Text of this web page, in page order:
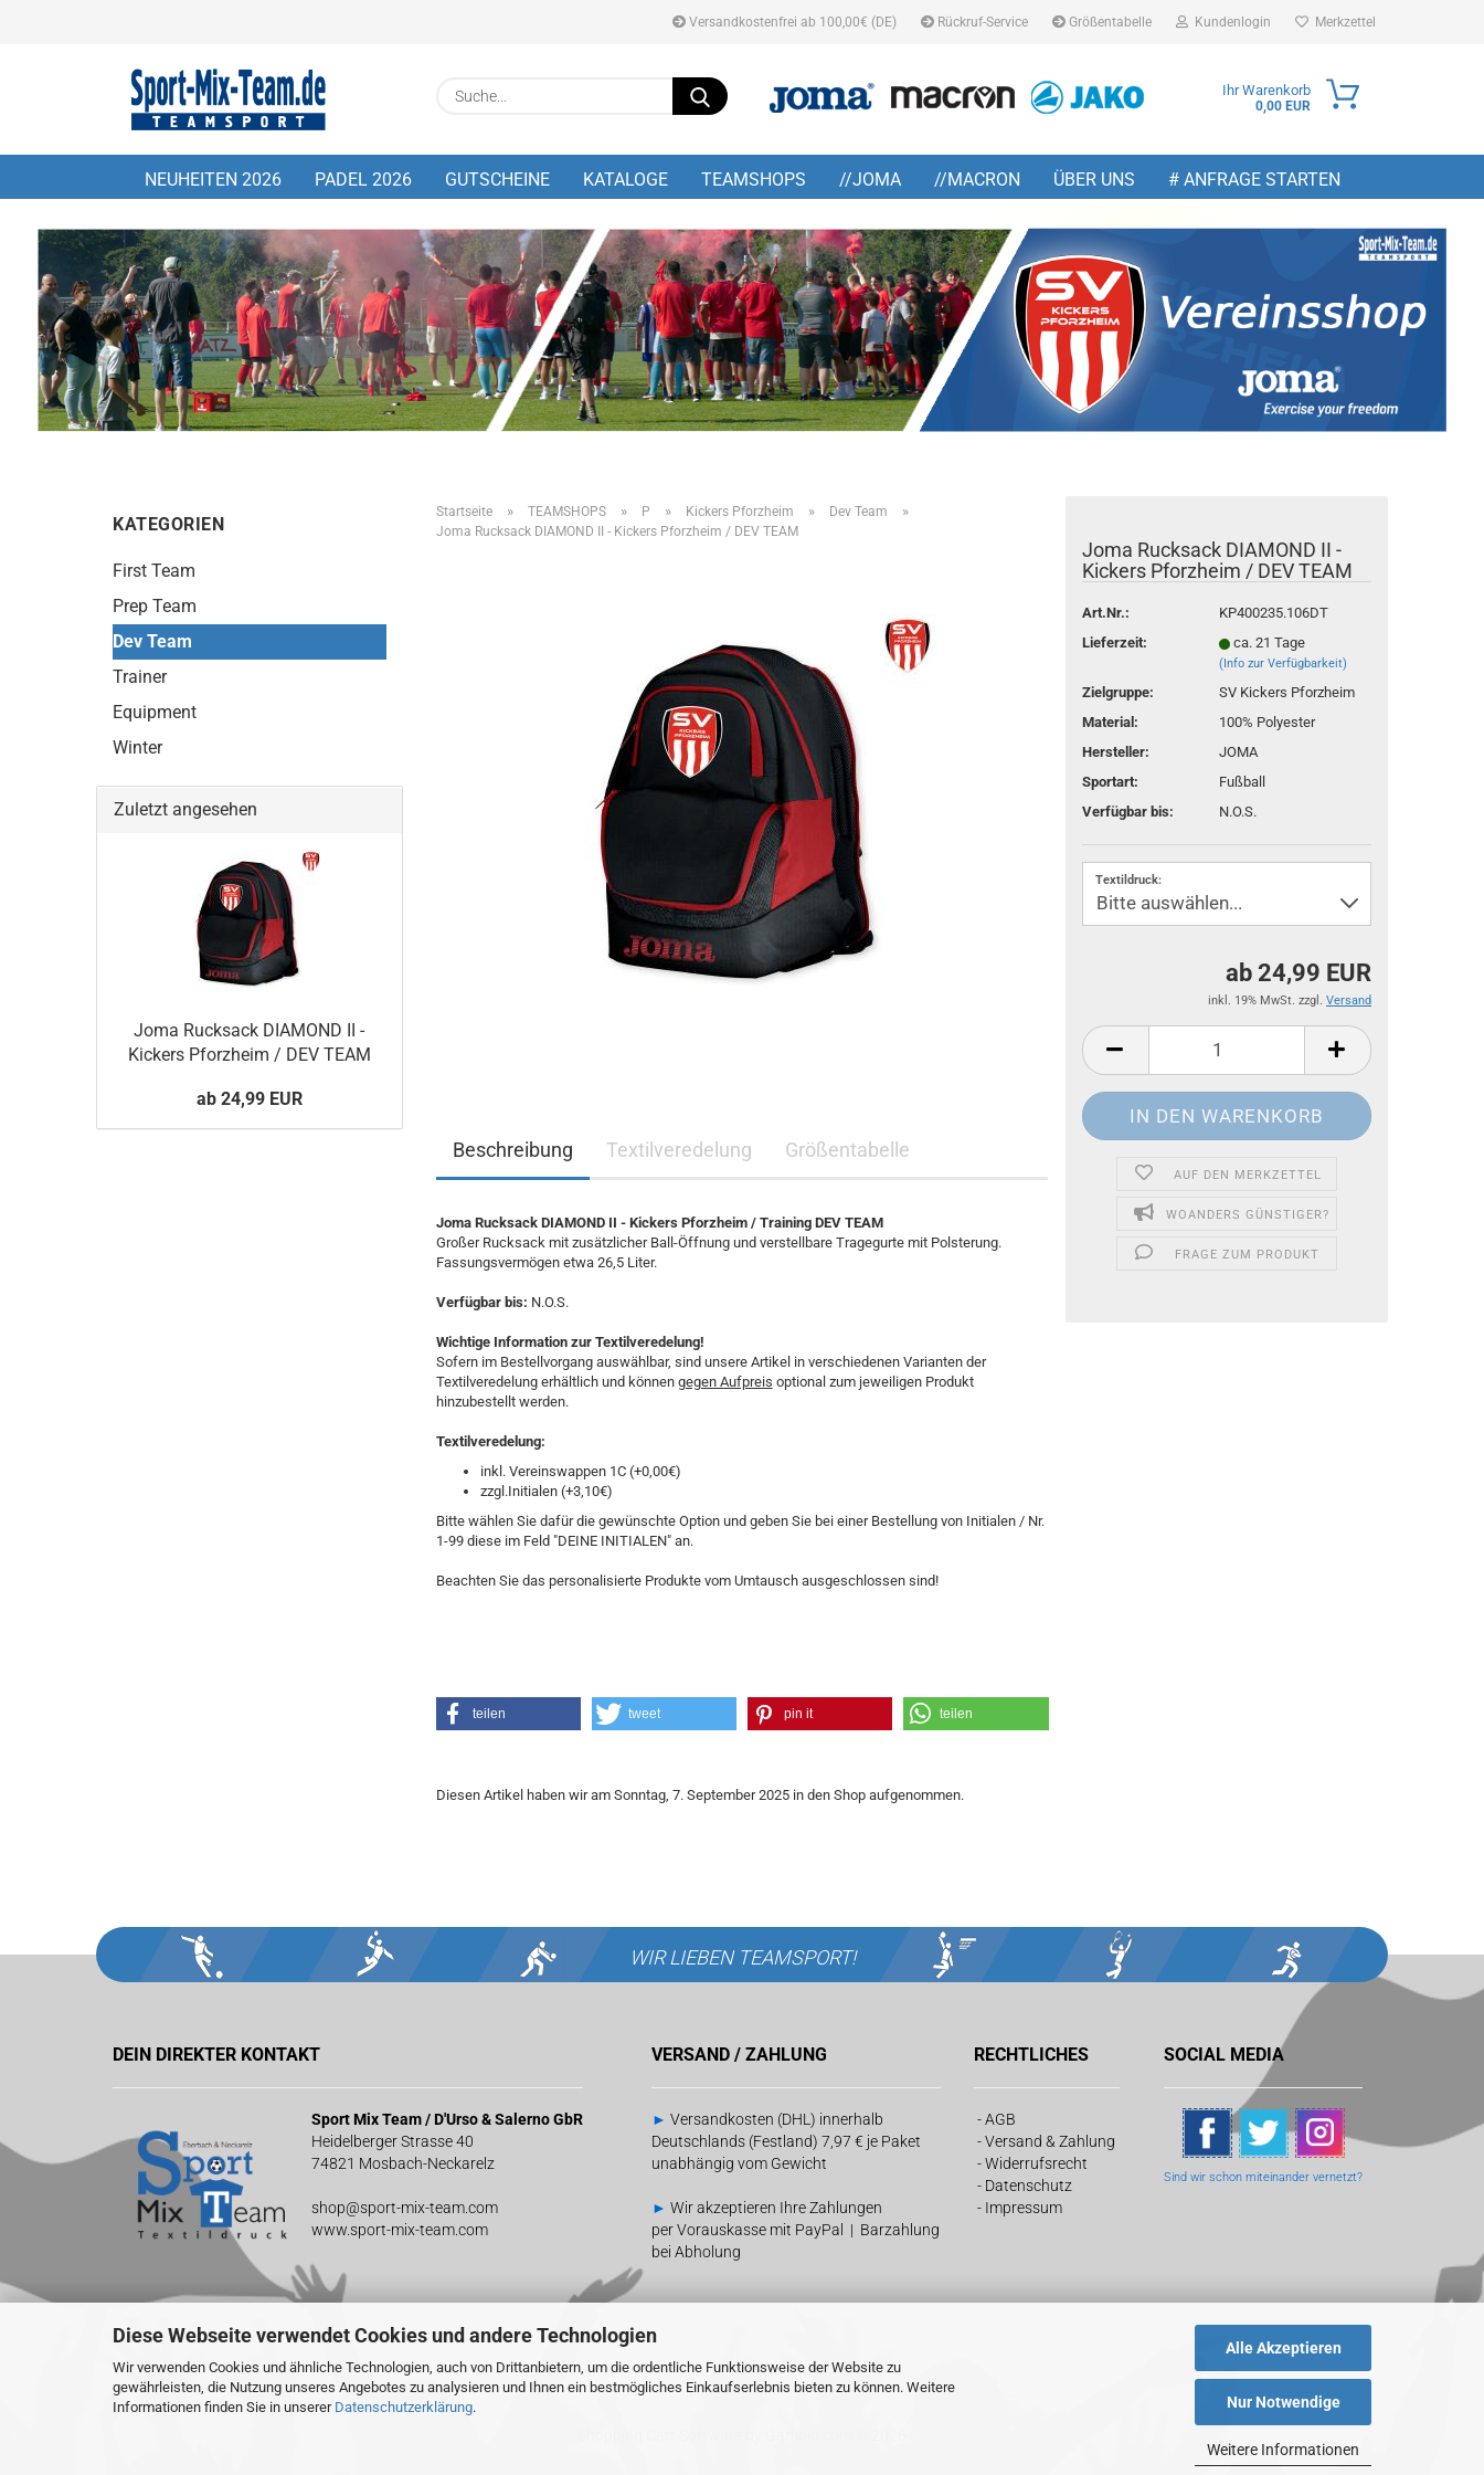
Diese Webseite verwendet Cookies und andere Technologien
Wir verwenden Cookies und ähnliche Technologien, auch von Drittanbietern, um die ordentliche Funktionsweise der Website zu
gewährleisten, die Nutzung unseres Angebotes zu analysieren und Ihnen ein bestmögliches Einkaufserlebnis bieten zu können. Weitere
Informationen finden Sie in unserer Datenschutzerklärung.
Alle Akzeptieren
Nur Notwendige
Weitere Informationen
Versandkostenfrei ab 100,00€ (DE) Rückruf-Service Größentabelle Kundenlogin
Passwort
Konto erstellen
Passwort vergessen?
Merkzettel
Suche... Ihr Warenkorb
0,00 EUR
NEUHEITEN 2026 PADEL 2026 GUTSCHEINE KATALOGE TEAMSHOPS //JOMA //MACRON ÜBER UNS # ANFRAGE STARTEN
Startseite » TEAMSHOPS » P » Kickers Pforzheim » Dev Team »
Joma Rucksack DIAMOND II - Kickers Pforzheim / DEV TEAM
Joma Rucksack DIAMOND II -
Kickers Pforzheim / DEV TEAM
Art.Nr.:
KP400235.106DT
Lieferzeit:
ca. 21 Tage
(Info zur Verfügbarkeit)
Zielgruppe:
SV Kickers Pforzheim
Material:
100% Polyester
Hersteller:
JOMA
Sportart:
Fußball
Verfügbar bis:
N.O.S.
Textildruck:
ab 24,99 EUR
inkl. 19% MwSt. zzgl. Versand
AUF DEN MERKZETTEL
WOANDERS GÜNSTIGER?
FRAGE ZUM PRODUKT
Beschreibung Textilveredelung Größentabelle
Joma Rucksack DIAMOND II - Kickers Pforzheim / Training DEV TEAM
Großer Rucksack mit zusätzlicher Ball-Öffnung und verstellbare Tragegurte mit Polsterung.
Fassungsvermögen etwa 26,5 Liter.
Verfügbar bis: N.O.S.
Wichtige Information zur Textilveredelung!
Sofern im Bestellvorgang auswählbar, sind unsere Artikel in verschiedenen Varianten der
Textilveredelung erhältlich und können gegen Aufpreis optional zum jeweiligen Produkt
hinzubestellt werden.
Textilveredelung:
inkl. Vereinswappen 1C (+0,00€)
zzgl.Initialen (+3,10€)
Bitte wählen Sie dafür die gewünschte Option und geben Sie bei einer Bestellung von Initialen / Nr.
1-99 diese im Feld "DEINE INITIALEN" an.
Beachten Sie das personalisierte Produkte vom Umtausch ausgeschlossen sind!
teilen tweet pin it teilen
Diesen Artikel haben wir am Sonntag, 7. September 2025 in den Shop aufgenommen.
KATEGORIEN
First Team
Prep Team
Dev Team
Trainer
Equipment
Winter
Zuletzt angesehen
Joma Rucksack DIAMOND II -
Kickers Pforzheim / DEV TEAM
ab 24,99 EUR
WIR LIEBEN TEAMSPORT!
DEIN DIREKTER KONTAKT
Sport Mix Team / D'Urso & Salerno GbR
Heidelberger Strasse 40
74821 Mosbach-Neckarelz
shop@sport-mix-team.com
www.sport-mix-team.com
VERSAND / ZAHLUNG
► Versandkosten (DHL) innerhalb
Deutschlands (Festland) 7,97 € je Paket
unabhängig vom Gewicht
► Wir akzeptieren Ihre Zahlungen
per Vorauskasse mit PayPal | Barzahlung
bei Abholung
RECHTLICHES
-AGB
-Versand & Zahlung
-Widerrufsrecht
- Datenschutz
- Impressum
SOCIAL MEDIA
Sind wir schon miteinander vernetzt?